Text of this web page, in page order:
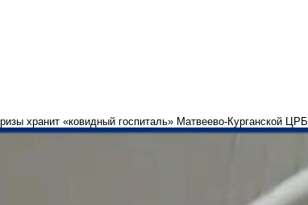
хранит «ковидный госпиталь» Матвеево-Курганской ЦРБ